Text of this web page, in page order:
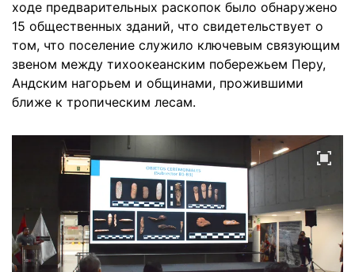
ходе предварительных раскопок было обнаружено
15 общественных зданий, что свидетельствует о
том, что поселение служило ключевым связующим
звеном между тихоокеанским побережьем Перу,
Андским нагорьем и общинами, прожившими
ближе к тропическим лесам.